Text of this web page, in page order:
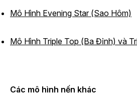
Mô Hình Evening Star (Sao Hôm)
Mô Hình Triple Top (Ba Đỉnh) và
Các mô hình nến khác